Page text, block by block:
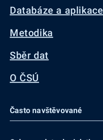
Databáze a aplikace
Metodika
Sběr dat
O ČSÚ
Často navštěvované